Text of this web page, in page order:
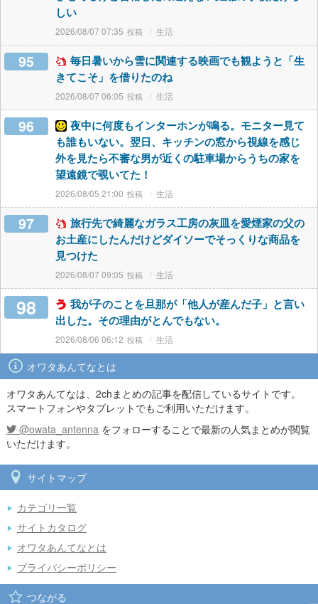
しい
2026/08/07 07:35 生活
95
毎日暑いから雪に関連する映画でも観ようと「生
きてこそ」を借りたのね
2026/08/07 06:05 生活
96
夜中に何度もインターホンが鳴る。モニター見て
も誰もいない。翌日、キッチンの窓から視線を感じ
外を見たら不審な男が近くの駐車場からうちの家を
望遠鏡で覗いてた！
2026/08/05 21:00 生活
97
旅行先で綺麗なガラス工房の灰皿を愛煙家の父の
お土産にしたんだけどダイソーでそっくりな商品を
見つけた
2026/08/07 09:05 生活
98
我が子のことを旦那が「他人が産んだ子」と言い
出した。その理由がとんでもない。
2026/08/06 06:12 生活
オワタあんてなとは
オワタあんてなは、2chまとめの記事を配信しているサイトです。
スマートフォンやタブレットでもご利用いただけます。
@owata_antenna をフォローすることで最新の人気まとめが閲覧
いただけます。
サイトマップ
カテゴリ一覧
サイトカタログ
オワタあんてなとは
プライバシーポリシー
つながる